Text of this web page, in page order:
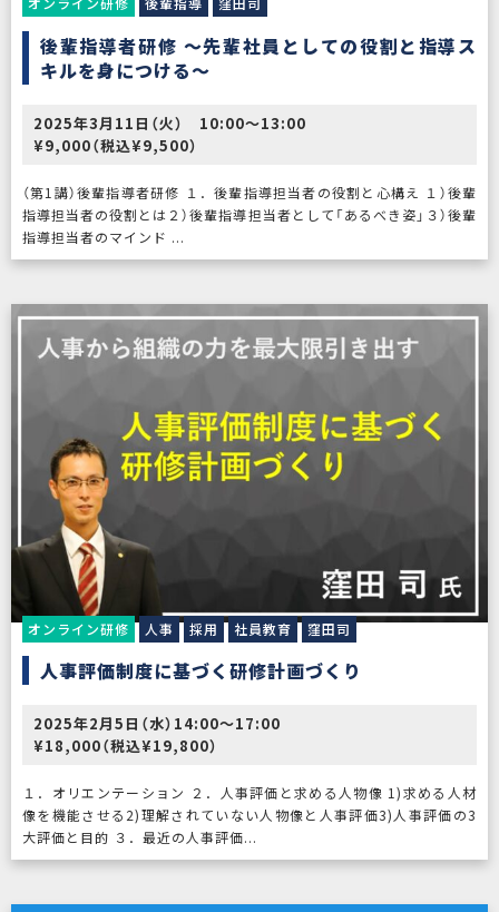
後輩指導者研修 ～先輩社員としての役割と指導ス
キルを身につける～
2025年3月11日（火） 10:00〜13:00
¥9,000（税込¥9,500）
（第1講）後輩指導者研修 １．後輩指導担当者の役割と心構え １）後輩
指導担当者の役割とは２）後輩指導担当者として「あるべき姿」３）後輩
指導担当者のマインド ...
オンライン研修 人事 採用 社員教育 窪田司
人事評価制度に基づく研修計画づくり
2025年2月5日（水）14:00～17:00
¥18,000（税込¥19,800）
１．オリエンテーション ２．人事評価と求める人物像 1)求める人材
像を機能させる2)理解されていない人物像と人事評価3)人事評価の3
大評価と目的 ３．最近の人事評価...